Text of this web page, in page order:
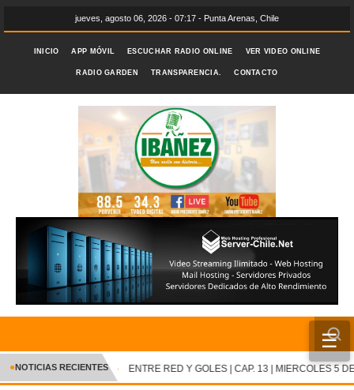
jueves, agosto 06, 2026 - 07:17 - Punta Arenas, Chile
INICIO APP MÓVIL ESCUCHAR RADIO ONLINE VER VIDEO ONLINE
RADIO GARDEN TRANSPARENCIA. CONTACTO
☰
INICIO
●NOTICIAS RECIENTES ENTRE RED Y GOLES | CAP. 13 | MIERCOLES 5 DE